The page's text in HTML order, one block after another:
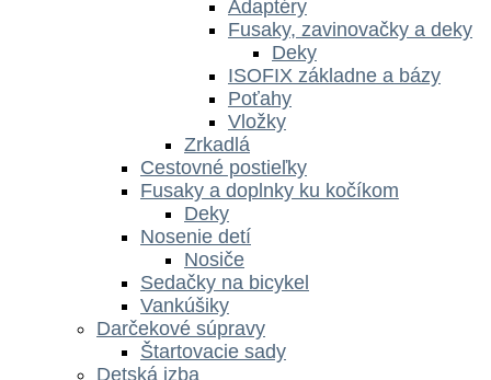
Adaptéry
Fusaky, zavinovačky a deky
Deky
ISOFIX základne a bázy
Poťahy
Vložky
Zrkadlá
Cestovné postieľky
Fusaky a doplnky ku kočíkom
Deky
Nosenie detí
Nosiče
Sedačky na bicykel
Vankúšiky
Darčekové súpravy
Štartovacie sady
Detská izba